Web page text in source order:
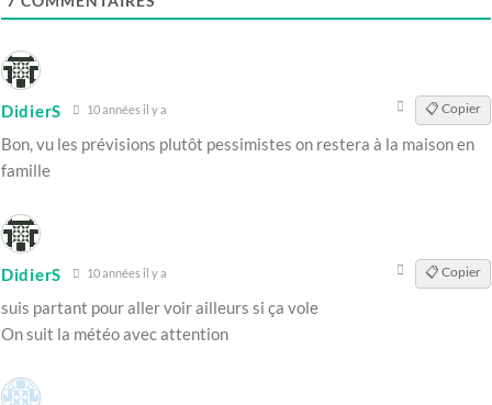
DidierS 10 années il y a 📋 Copier
Bon, vu les prévisions plutôt pessimistes on restera à la maison en
famille
DidierS 10 années il y a 📋 Copier
suis partant pour aller voir ailleurs si ça vole
On suit la météo avec attention